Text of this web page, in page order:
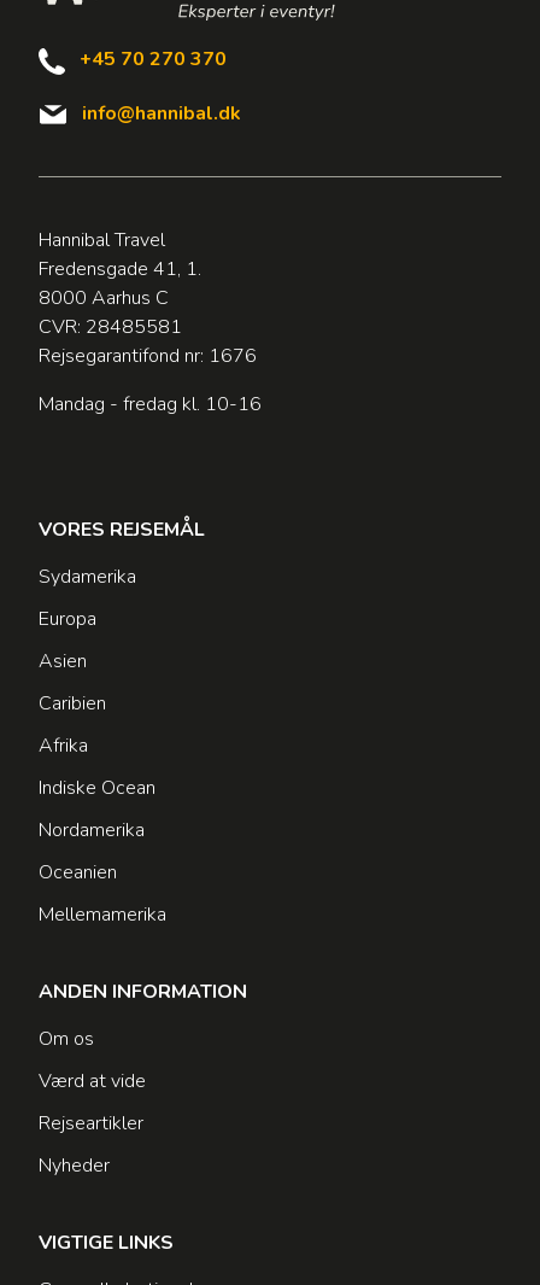
+45 70 270 370
info@hannibal.dk
Hannibal Travel
Fredensgade 41, 1.
8000 Aarhus C
CVR: 28485581
Rejsegarantifond nr: 1676
Mandag - fredag kl. 10-16
VORES REJSEMÅL
Sydamerika
Europa
Asien
Caribien
Afrika
Indiske Ocean
Nordamerika
Oceanien
Mellemamerika
ANDEN INFORMATION
Om os
Værd at vide
Rejseartikler
Nyheder
VIGTIGE LINKS